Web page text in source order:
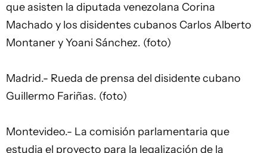
que asisten la diputada venezolana Corina
Machado y los disidentes cubanos Carlos Alberto
Montaner y Yoani Sánchez. (foto)
Madrid.- Rueda de prensa del disidente cubano
Guillermo Fariñas. (foto)
Montevideo.- La comisión parlamentaria que
estudia el proyecto para la legalización de la